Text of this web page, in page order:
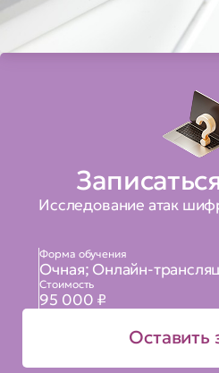
Исследование атак
Форма обучения
Очная; Онлайн-
Стоимость
95 000 ₽
Оставить